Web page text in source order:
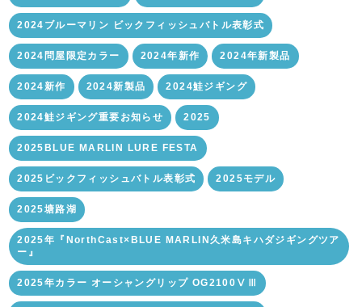
2024ブルーマリン ビックフィッシュバトル表彰式
2024問屋限定カラー 2024年新作 2024年新製品
2024新作 2024新製品 2024鮭ジギング
2024鮭ジギング重要お知らせ 2025
2025BLUE MARLIN LURE FESTA
2025ビックフィッシュバトル表彰式 2025モデル
2025塘路湖
2025年『NorthCast×BLUE MARLIN久米島キハダジギングツア
ー』
2025年カラー オーシャングリップ OG2100ⅤⅢ